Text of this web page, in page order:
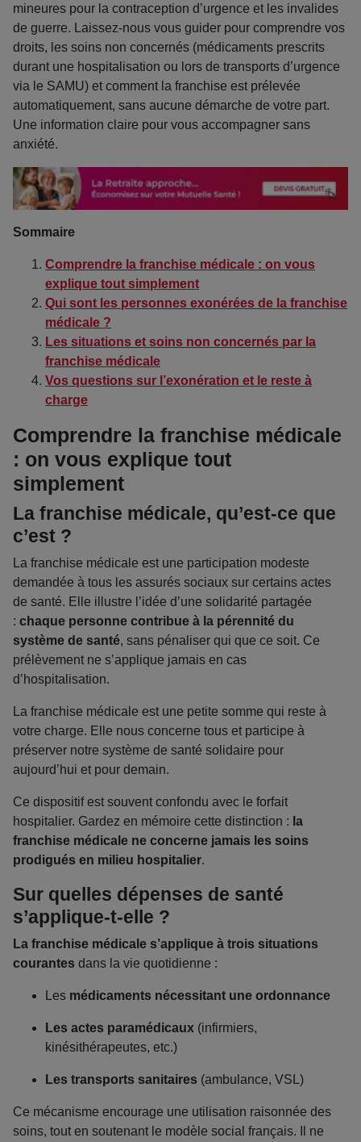
mineures pour la contraception d’urgence et les invalides
de guerre. Laissez-nous vous guider pour comprendre vos
droits, les soins non concernés (médicaments prescrits
durant une hospitalisation ou lors de transports d’urgence
via le SAMU) et comment la franchise est prélevée
automatiquement, sans aucune démarche de votre part.
Une information claire pour vous accompagner sans
anxiété.
Sommaire
Comprendre la franchise médicale : on vous
explique tout simplement
Qui sont les personnes exonérées de la franchise
médicale ?
Les situations et soins non concernés par la
franchise médicale
Vos questions sur l’exonération et le reste à
charge
Comprendre la franchise médicale
: on vous explique tout
simplement
La franchise médicale, qu’est-ce que
c’est ?
La franchise médicale est une participation modeste
demandée à tous les assurés sociaux sur certains actes
de santé. Elle illustre l’idée d’une solidarité partagée
: chaque personne contribue à la pérennité du
système de santé, sans pénaliser qui que ce soit. Ce
prélèvement ne s’applique jamais en cas
d’hospitalisation.
La franchise médicale est une petite somme qui reste à
votre charge. Elle nous concerne tous et participe à
préserver notre système de santé solidaire pour
aujourd’hui et pour demain.
Ce dispositif est souvent confondu avec le forfait
hospitalier. Gardez en mémoire cette distinction : la
franchise médicale ne concerne jamais les soins
prodigués en milieu hospitalier.
Sur quelles dépenses de santé
s’applique-t-elle ?
La franchise médicale s’applique à trois situations
courantes dans la vie quotidienne :
Les médicaments nécessitant une ordonnance
Les actes paramédicaux (infirmiers,
kinésithérapeutes, etc.)
Les transports sanitaires (ambulance, VSL)
Ce mécanisme encourage une utilisation raisonnée des
soins, tout en soutenant le modèle social français. Il ne